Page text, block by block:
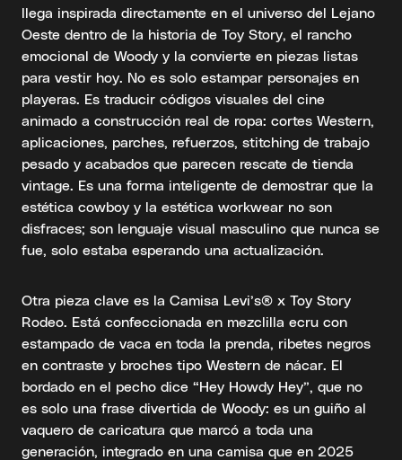
llega inspirada directamente en el universo del Lejano
Oeste dentro de la historia de Toy Story, el rancho
emocional de Woody y la convierte en piezas listas
para vestir hoy. No es solo estampar personajes en
playeras. Es traducir códigos visuales del cine
animado a construcción real de ropa: cortes Western,
aplicaciones, parches, refuerzos, stitching de trabajo
pesado y acabados que parecen rescate de tienda
vintage. Es una forma inteligente de demostrar que la
estética cowboy y la estética workwear no son
disfraces; son lenguaje visual masculino que nunca se
fue, solo estaba esperando una actualización.
Otra pieza clave es la Camisa Levi’s® x Toy Story
Rodeo. Está confeccionada en mezclilla ecru con
estampado de vaca en toda la prenda, ribetes negros
en contraste y broches tipo Western de nácar. El
bordado en el pecho dice “Hey Howdy Hey”, que no
es solo una frase divertida de Woody: es un guiño al
vaquero de caricatura que marcó a toda una
generación, integrado en una camisa que en 2025